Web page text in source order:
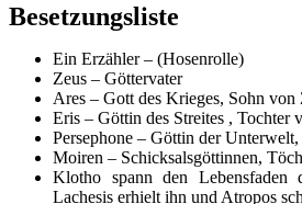
Besetzungsliste
Ein Erzähler – (Hosenrolle)
Zeus – Göttervater
Ares – Gott des Krieges, Sohn von
Eris – Göttin des Streites , Tochter
Persephone – Göttin der
Moiren – Schicksalsgöttinnen,
Klotho spann den Lebensfaden
Lachesis erhielt ihn und Atropos